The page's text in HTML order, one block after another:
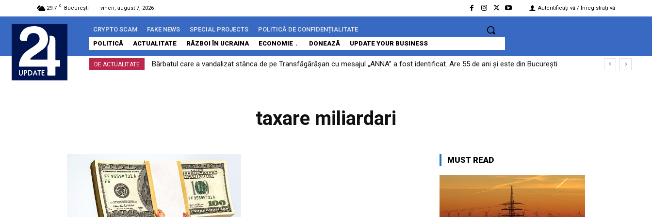
29.7 C București vineri, august 7, 2026 Autentificați-vă / Înregistrați-vă
CRYPTO SCAM FAKE NEWS SPECIAL PROJECTS
POLITICĂ DE CONFIDENȚIALITATE
POLITICĂ
ACTUALITATE RĂZBOI ÎN UCRAINA ECONOMIE DONEAZĂ UPDATE YOUR BUSINESS
DE ACTUALITATE Bărbatul care a vandalizat stânca de pe Transfăgărășan cu mesajul „ANNA” a fost identificat. Are 55 de ani și este din București
taxare miliardari
MUST READ